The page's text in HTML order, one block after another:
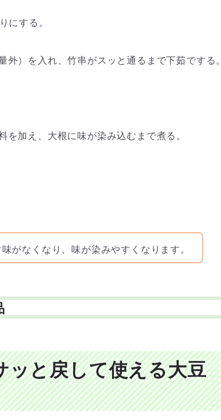
にする。
）を入れ、竹串がスッと通るまで下茹でする。
加え、大根に味が染み込むまで煮る。
がなくなり、味が染みやすくなります。
ッと戻して使える大豆